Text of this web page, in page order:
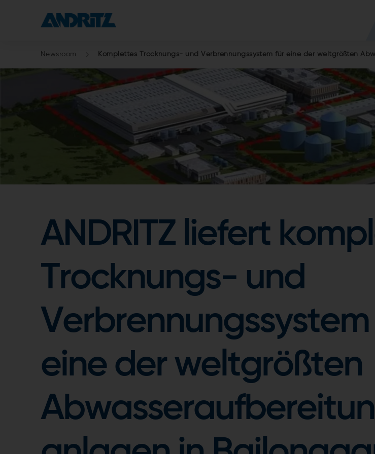
Newsroom Komplettes Trocknungs- und Verbrennungssystem für eine der weltgrößten
ANDRITZ liefert
Trocknungs- und
eine der weltgrößten